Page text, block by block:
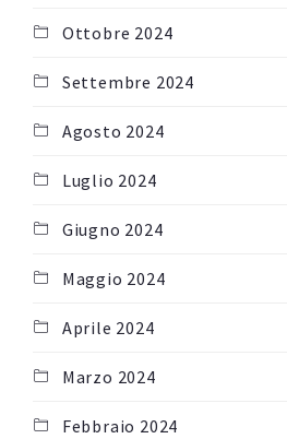
Ottobre 2024
Settembre 2024
Agosto 2024
Luglio 2024
Giugno 2024
Maggio 2024
Aprile 2024
Marzo 2024
Febbraio 2024